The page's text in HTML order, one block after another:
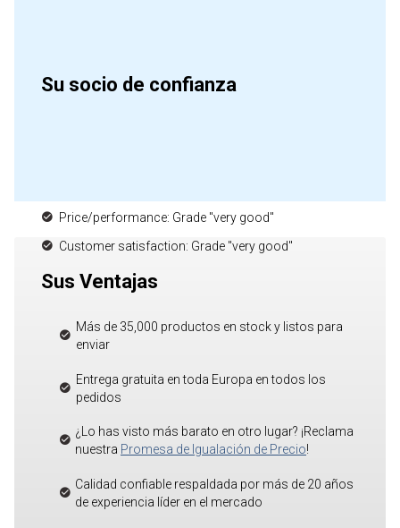
Su socio de confianza
Price/performance: Grade "very good"
Customer satisfaction: Grade "very good"
Sus Ventajas
Más de 35,000 productos en stock y listos para
enviar
Entrega gratuita en toda Europa en todos los
pedidos
¿Lo has visto más barato en otro lugar? ¡Reclama
nuestra Promesa de Igualación de Precio!
Calidad confiable respaldada por más de 20 años
de experiencia líder en el mercado